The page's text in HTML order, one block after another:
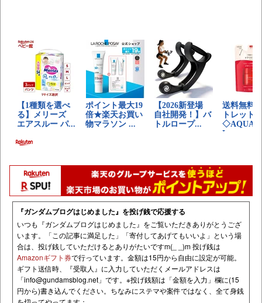
『ガンダムブログはじめました』を投げ銭で応援する
いつも『ガンダムブログはじめました』をご覧いただきありがとうござ
います。「この記事に満足した」「寄付してあげてもいいよ」という場
合は、投げ銭していただけるとありがたいですm(_ _)m 投げ銭は
Amazonギフト券で行っています。金額は15円から自由に設定が可能。
ギフト送信時、『受取人』に入力していただくメールアドレスは
「info@gundamsblog.net 」です。 ※投げ銭額は「金額を入力」欄に(15
円から)書き込んでください。ちなみにステマや案件ではなく、全て身銭